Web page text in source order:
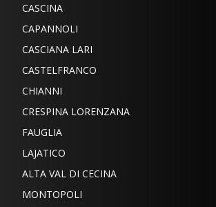
CASCINA
CAPANNOLI
CASCIANA LARI
CASTELFRANCO
CHIANNI
CRESPINA LORENZANA
FAUGLIA
LAJATICO
ALTA VAL DI CECINA
MONTOPOLI